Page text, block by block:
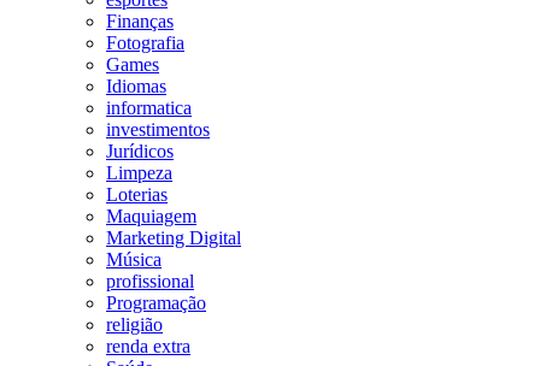
Finanças
Fotografia
Games
Idiomas
informatica
investimentos
Jurídicos
Limpeza
Loterias
Maquiagem
Marketing Digital
Música
profissional
Programação
religião
renda extra